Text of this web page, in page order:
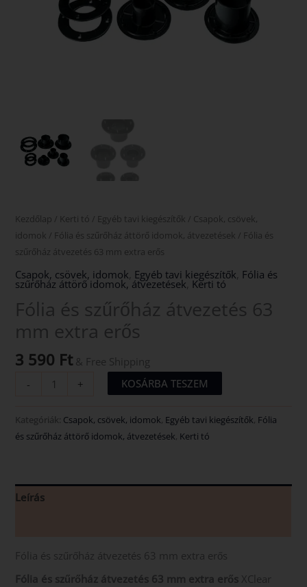
Kezdőlap / Kerti tó / Egyéb tavi kiegészítők / Csapok, csövek,
idomok / Fólia és szűrőház áttörő idomok, átvezetések / Fólia és
szűrőház átvezetés 63 mm extra erős
Csapok, csövek, idomok Egyéb tavi kiegészítők Fólia és
szűrőház áttörő idomok, átvezetések Kerti tó
Fólia és szűrőház átvezetés 63
mm extra erős
3 590 Ft & Free Shipping
-
+ KOSÁRBA TESZEM
Kategóriák: Csapok, csövek, idomok, Egyéb tavi kiegészítők, Fólia
és szűrőház áttörő idomok, átvezetések, Kerti tó
Leírás
Fólia és szűrőház átvezetés 63 mm extra erős
Fólia és szűrőház átvezetés 63 mm extra erős XClear